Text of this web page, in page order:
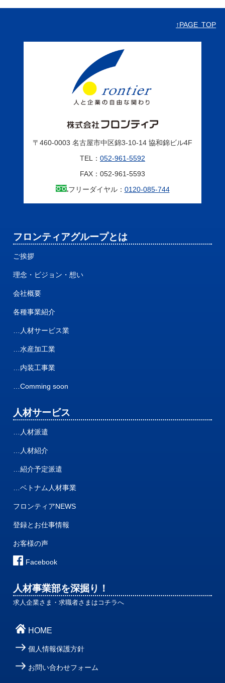
↑PAGE TOP
〒460-0003 名古屋市中区錦3-10-14 協和錦ビル4F
TEL： 052-961-5592
FAX：052-961-5593
フリーダイヤル： 0120-085-744
フロンティアグループとは
ご挨拶
理念・ビジョン・想い
会社概要
各種事業紹介
…人材サービス業
…水産加工業
…内装工事業
…Comming soon
人材サービス
…人材派遣
…人材紹介
…紹介予定派遣
…ベトナム人材事業
フロンティアNEWS
登録とお仕事情報
お客様の声
Facebook
人材事業部を深掘り！
求人企業さま・求職者さまはコチラへ
HOME
個人情報保護方針
お問い合わせフォーム